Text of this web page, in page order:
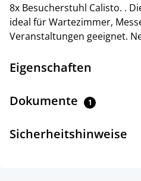
8x Besucherstuhl Calisto. .
ideal für Wartezimmer,
Veranstaltungen geeignet.
Eigenschaften
Dokumente 1
Sicherheitshinweise